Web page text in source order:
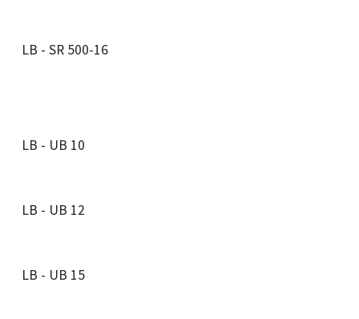
LB - SR 500-16
LB - UB 10
LB - UB 12
LB - UB 15